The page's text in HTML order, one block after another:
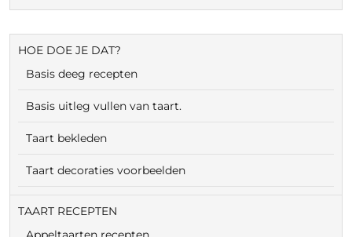
HOE DOE JE DAT?
Basis deeg recepten
Basis uitleg vullen van taart.
Taart bekleden
Taart decoraties voorbeelden
TAART RECEPTEN